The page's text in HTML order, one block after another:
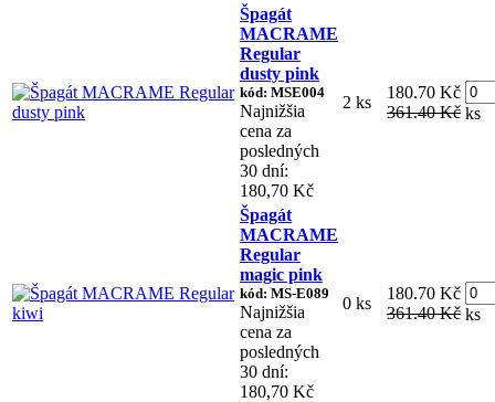
Špagát
MACRAME
Regular
dusty pink
kód: MSE004
Najnižšia
cena za
posledných
30 dní:
180,70 Kč
2 ks
180.70 Kč
361.40 Kč ks
Špagát
MACRAME
Regular
magic pink
kód: MS-E089
Najnižšia
cena za
posledných
30 dní:
180,70 Kč
0 ks
180.70 Kč
361.40 Kč ks